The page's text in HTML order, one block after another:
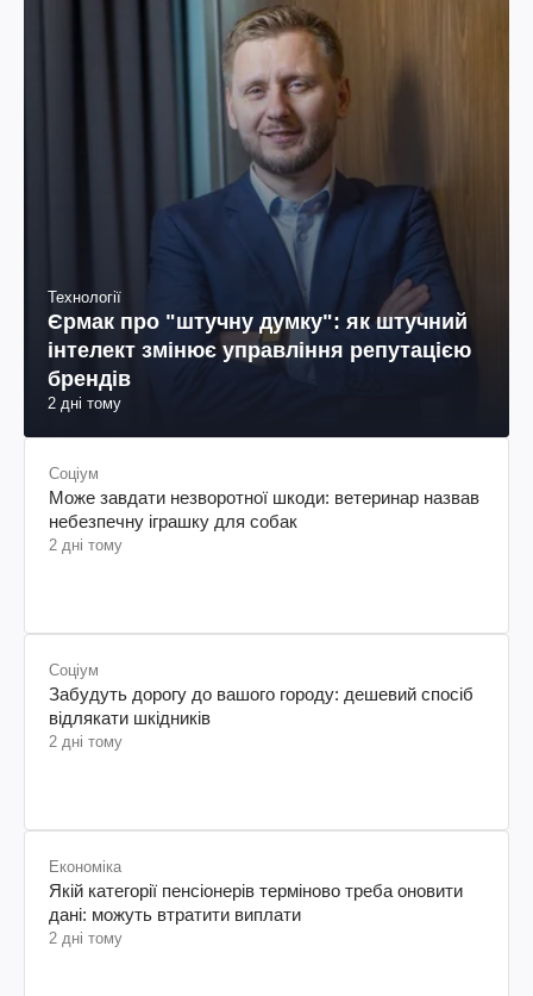
Технології
Єрмак про "штучну думку": як штучний
інтелект змінює управління репутацією
брендів
2 дні тому
Соціум
Може завдати незворотної шкоди: ветеринар назвав
небезпечну іграшку для собак
2 дні тому
Соціум
Забудуть дорогу до вашого городу: дешевий спосіб
відлякати шкідників
2 дні тому
Економіка
Якій категорії пенсіонерів терміново треба оновити
дані: можуть втратити виплати
2 дні тому